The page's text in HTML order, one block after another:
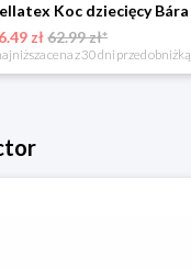
zł62.99 zł*
cena z 30 dni przed obniżką